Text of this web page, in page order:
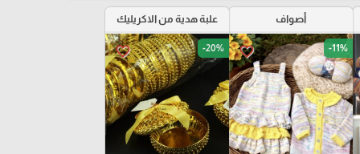
أصواف
favorite_border -11%
علبة هدية من الاكريليك
favorite_border -20%